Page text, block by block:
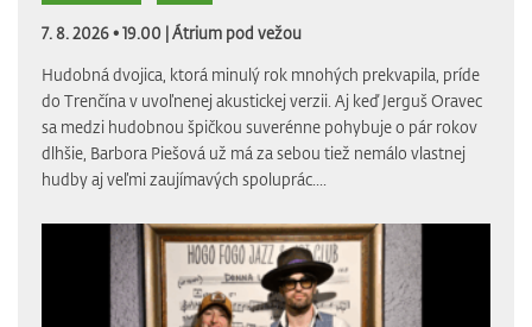
7. 8. 2026 • 19.00 |Átrium pod vežou
Hudobná dvojica, ktorá minulý rok mnohých prekvapila, príde
do Trenčína v uvoľnenej akustickej verzii. Aj keď Jerguš Oravec
sa medzi hudobnou špičkou suverénne pohybuje o pár rokov
dlhšie, Barbora Piešová už má za sebou tiež nemálo vlastnej
hudby aj veľmi zaujímavých spoluprác....